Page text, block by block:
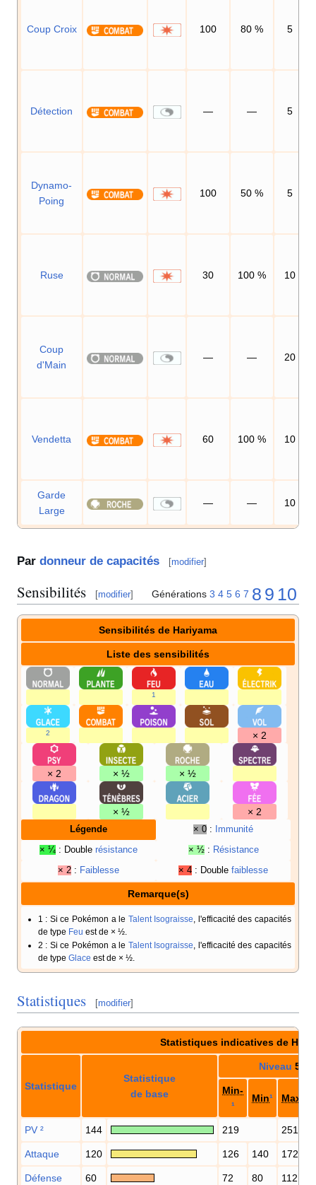
Coup Croix 100 80 % 5
Détection — — 5
Dynamo-
Poing
100 50 % 5
Ruse 30 100 % 10
Coup
d'Main
— — 20
Vendetta 60 100 % 10
Garde
Large
— — 10
Par donneur de capacités [modifier]
Sensibilités [modifier] Générations 3 4 5 6 7 8 9 10
Sensibilités de Hariyama
Liste des sensibilités
1
2 × 2
× 2 × ½ × ½
× ½ × 2
Légende × 0 : Immunité
× ¼ : Double résistance × ½ : Résistance
× 2 : Faiblesse × 4 : Double faiblesse
Remarque(s)
1 : Si ce Pokémon a le Talent Isograisse , l'efficacité des capacités
de type Feu est de × ½.
2 : Si ce Pokémon a le Talent Isograisse , l'efficacité des capacités
de type Glace est de × ½.
Statistiques [modifier]
Statistiques indicatives de
Statistique
Statistique
de base
Niveau 50
Min-
¹
Min¹ Max
PV ² 144 219 251
Attaque 120 126 140 172
Défense 60 72 80 112